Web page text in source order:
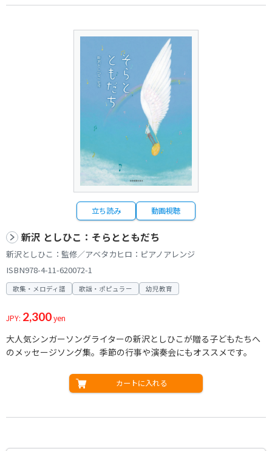
立ち読み 動画視聴
新沢 としひこ：そらとともだち
新沢としひこ：監修／アベタカヒロ：ピアノアレンジ
ISBN978-4-11-620072-1
歌集・メロディ譜 歌謡・ポピュラー 幼児教育
JPY: 2,300yen
大人気シンガーソングライターの新沢としひこが贈る子どもたちへ
のメッセージソング集。季節の行事や演奏会にもオススメです。
カートに入れる